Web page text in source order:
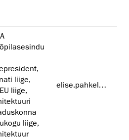
liige,
liige,
liige,
elise.pahkel@artun.ee